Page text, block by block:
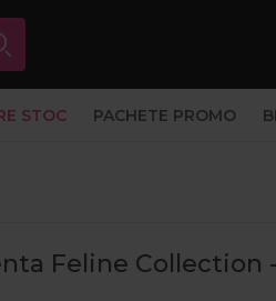
STOC PACHETE PROMO
Feline Collection